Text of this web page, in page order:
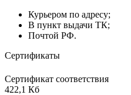
Курьером по адресу;
В пункт выдачи ТК;
Почтой РФ.
Сертификаты
Сертификат соответствия
422,1 Кб